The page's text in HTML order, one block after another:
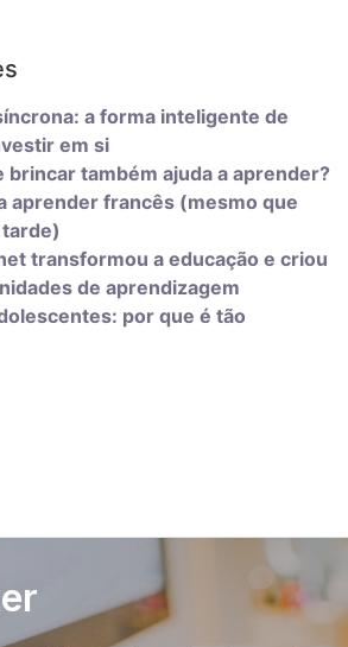
a forma inteligente de
em si
brincar também ajuda a aprender?
aprender francês (mesmo que
transformou a educação e criou
de aprendizagem
por que é tão